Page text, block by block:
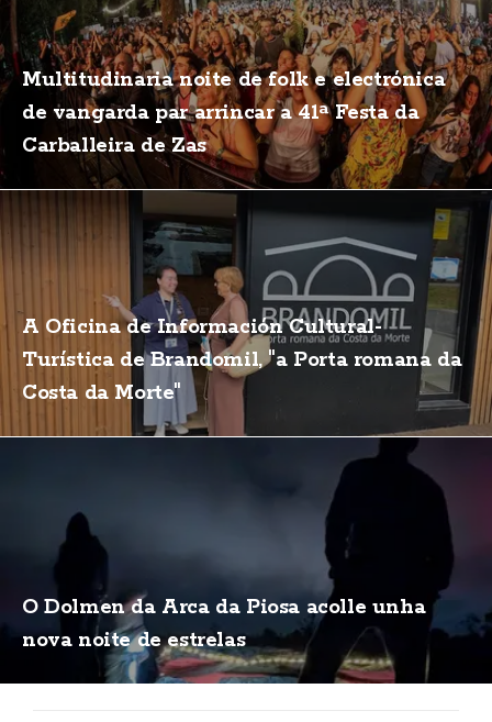
Multitudinaria noite de folk e electrónica
de vangarda par arrincar a 41ª Festa da
Carballeira de Zas
A Oficina de Información Cultural-
Turística de Brandomil, "a Porta romana da
Costa da Morte"
O Dolmen da Arca da Piosa acolle unha
nova noite de estrelas